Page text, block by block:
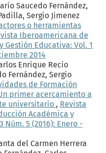
Saucedo Fernández,
Sergio Jimenez
o herramientas
Iberoamericana de
Gestión Educativa: Vol. 1
2014
Enrique Recio
Fernández, Sergio
de Formación
primer acercamiento a
universitario , Revista
Académica y
Núm. 5 (2016): Enero -
del Carmen Herrera